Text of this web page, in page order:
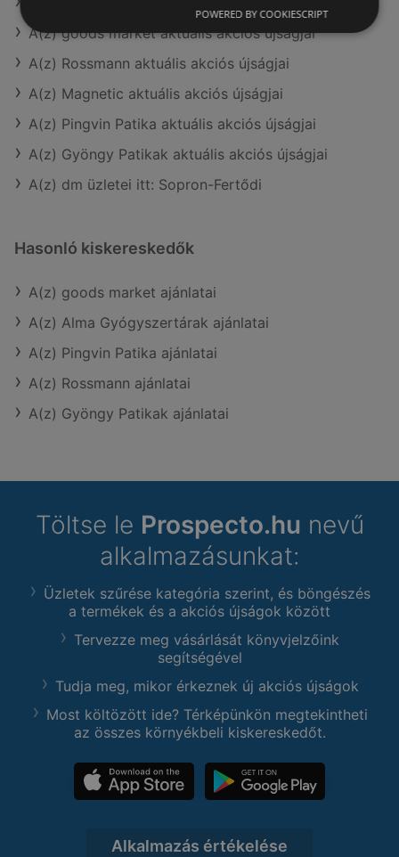
A(z) goods market aktuális akciós újságjai
A(z) Rossmann aktuális akciós újságjai
A(z) Magnetic aktuális akciós újságjai
A(z) Pingvin Patika aktuális akciós újságjai
A(z) Gyöngy Patikak aktuális akciós újságjai
A(z) dm üzletei itt: Sopron-Fertődi
Hasonló kiskereskedők
A(z) goods market ajánlatai
A(z) Alma Gyógyszertárak ajánlatai
A(z) Pingvin Patika ajánlatai
A(z) Rossmann ajánlatai
A(z) Gyöngy Patikak ajánlatai
Töltse le Prospecto.hu nevű
alkalmazásunkat:
Üzletek szűrése kategória szerint, és böngészés
a termékek és a akciós újságok között
Tervezze meg vásárlását könyvjelzőink
segítségével
Tudja meg, mikor érkeznek új akciós újságok
Most költözött ide? Térképünkön megtekintheti
az összes környékbeli kiskereskedőt.
Alkalmazás értékelése
POWERED BY COOKIESCRIPT